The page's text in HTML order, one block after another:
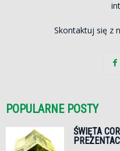
Skontaktuj się z
POPULARNE POSTY
ŚWIĘTA